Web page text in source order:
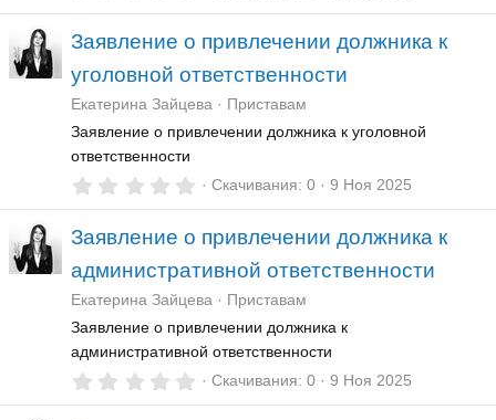
0
в
з
д
Заявление о привлечении должника к
уголовной ответственности
Екатерина Зайцева
Приставам
Заявление о привлечении должника к уголовной
ответственности
0
0
в
з
д
Скачивания 0 9 Ноя 2025
Заявление о привлечении должника к
административной ответственности
Екатерина Зайцева
Приставам
Заявление о привлечении должника к
административной ответственности
0 Скачивания 0 9 Ноя 2025